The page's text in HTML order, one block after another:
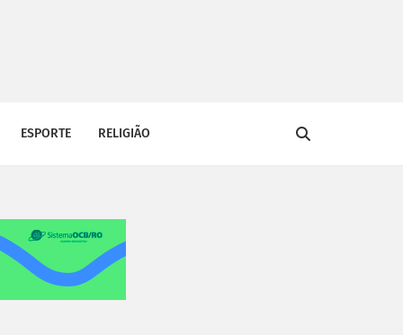
ESPORTE RELIGIÃO